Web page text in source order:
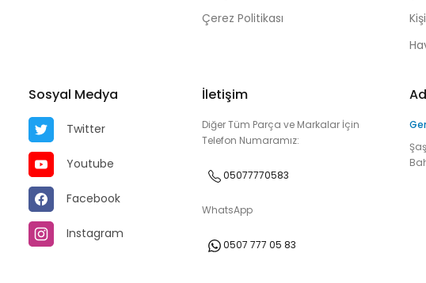
Çerez Politikası
Sosyal Medya
Twitter
Youtube
Facebook
Instagram
İletişim
Diğer Tüm Parça ve Markalar İçin
Telefon Numaramız:
05077770583
WhatsApp
0507 777 05 83